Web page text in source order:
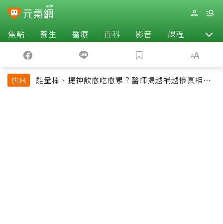
焦點 養生 醫療 百科 影音 課程 退休
快訊
能量棒、提神飲愈吃愈累？醫師揭越補越慘真相：